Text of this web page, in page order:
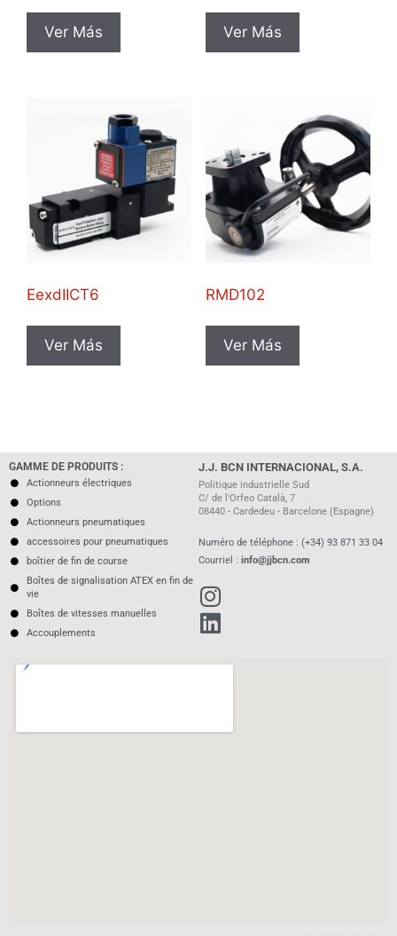
Ver Más Ver Más
EexdIICT6
Ver Más
RMD102
Ver Más
GAMME DE PRODUITS :
Actionneurs électriques
Options
Actionneurs pneumatiques
accessoires pour pneumatiques
boîtier de fin de course
Boîtes de signalisation ATEX en fin de
vie
Boîtes de vitesses manuelles
Accouplements
J.J. BCN INTERNACIONAL, S.A.
Politique industrielle Sud
C/ de l'Orfeo Català, 7
08440 - Cardedeu - Barcelone (Espagne)
Numéro de téléphone : (+34) 93 871 33 04
Courriel : info@jjbcn.com